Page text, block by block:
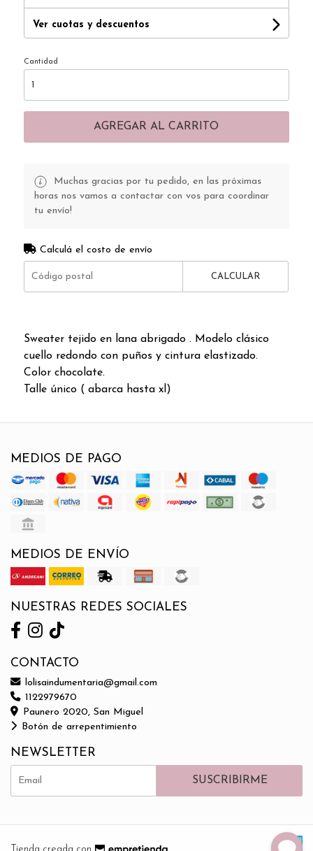
Ver cuotas y descuentos
Cantidad
AGREGAR AL CARRITO
Muchas gracias por tu pedido, en las próximas
horas nos vamos a contactar con vos para coordinar
tu envío!
Calculá el costo de envío
CALCULAR
Sweater tejido en lana abrigado . Modelo clásico
cuello redondo con puños y cintura elastizado.
Color chocolate.
Talle único ( abarca hasta xl)
MEDIOS DE PAGO
MEDIOS DE ENVÍO
NUESTRAS REDES SOCIALES
CONTACTO
lolisaindumentaria@gmail.com
1122979670
Paunero 2020, San Miguel
Botón de arrepentimiento
NEWSLETTER
SUSCRIBIRME